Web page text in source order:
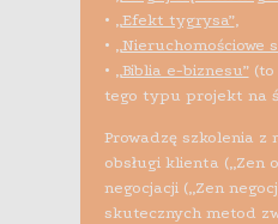
• „Efekt tygrysa”,
• „Nieruchomościowe
• „Biblia e-biznesu”(to
tego typu projekt na
Prowadzę szkolenia z
obsługi klienta („Zen
negocjacji („Zen
skutecznych metod